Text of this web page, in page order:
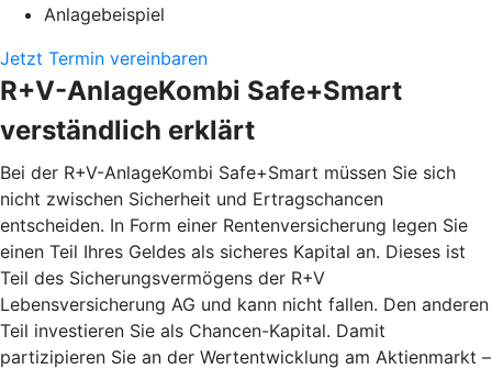
Anlagebeispiel
Jetzt Termin vereinbaren
R+V-AnlageKombi Safe+Smart
verständlich erklärt
Bei der R+V-AnlageKombi Safe+Smart müssen Sie sich
nicht zwischen Sicherheit und Ertragschancen
entscheiden. In Form einer Rentenversicherung legen Sie
einen Teil Ihres Geldes als sicheres Kapital an. Dieses ist
Teil des Sicherungsvermögens der R+V
Lebensversicherung AG und kann nicht fallen. Den anderen
Teil investieren Sie als Chancen-Kapital. Damit
partizipieren Sie an der Wertentwicklung am Aktienmarkt –